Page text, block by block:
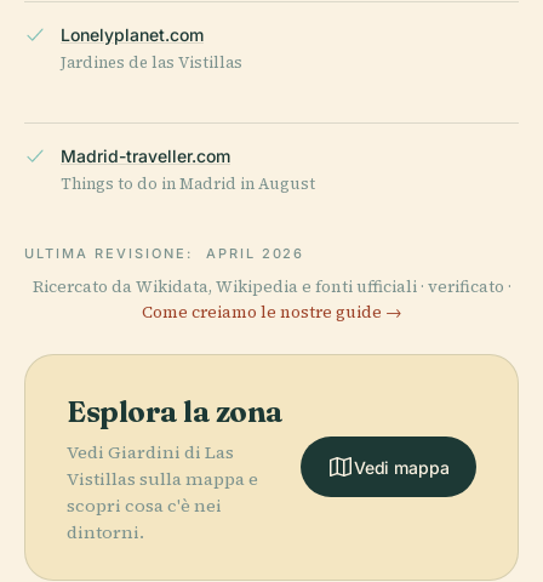
Lonelyplanet.com
Jardines de las Vistillas
Madrid-traveller.com
Things to do in Madrid in August
ULTIMA REVISIONE: APRIL 2026
Ricercato da Wikidata, Wikipedia e fonti ufficiali · verificato ·
Come creiamo le nostre guide →
Esplora la zona
Vedi Giardini di Las
Vistillas sulla mappa e
scopri cosa c'è nei
dintorni.
Vedi mappa